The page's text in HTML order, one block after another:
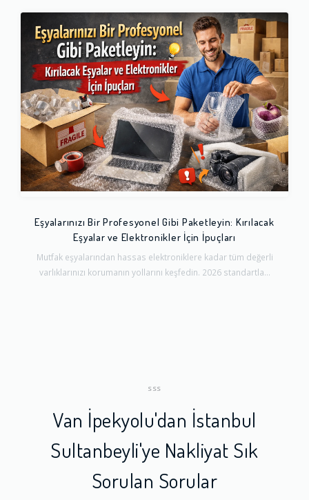
Eşyalarınızı Bir Profesyonel Gibi Paketleyin: Kırılacak
Eşyalar ve Elektronikler İçin İpuçları
Mutfak eşyalarından hassas elektroniklere kadar tüm değerli
varlıklarınızı korumanın yollarını keşfedin. 2026 standartla...
SSS
Van İpekyolu'dan İstanbul
Sultanbeyli'ye Nakliyat Sık
Sorulan Sorular